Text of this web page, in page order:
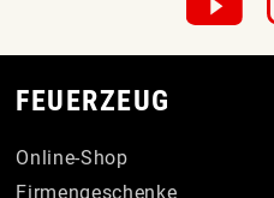
FEUERZEUG
Online-Shop
Firmengeschenke